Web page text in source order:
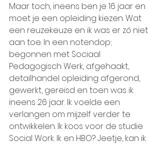
Maar toch, ineens ben je 16 jaar en
moet je een opleiding kiezen. Wat
een reuzekeuze en ik was er zó niet
aan toe. In een notendop;
begonnen met Sociaal
Pedagogisch Werk, afgehaakt,
detailhandel opleiding afgerond,
gewerkt, gereisd en toen was ik
ineens 26 jaar. Ik voelde een
verlangen om mijzelf verder te
ontwikkelen. Ik koos voor de studie
Social Work. Ik en HBO? Jeetje, kan ik